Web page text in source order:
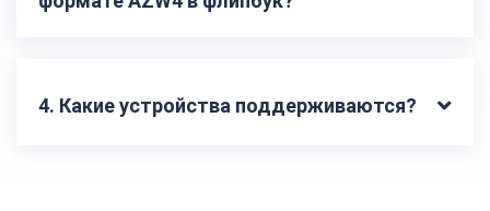
4. Какие устройства поддерживаются?